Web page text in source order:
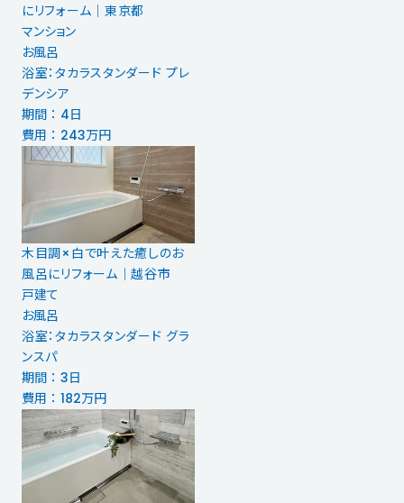
にリフォーム｜東京都
マンション
お風呂
浴室：タカラスタンダード プレ
デンシア
期間 ： 4日
費用 ： 243万円
木目調×白で叶えた癒しのお
風呂にリフォーム｜越谷市
戸建て
お風呂
浴室：タカラスタンダード グラ
ンスパ
期間 ： 3日
費用 ： 182万円